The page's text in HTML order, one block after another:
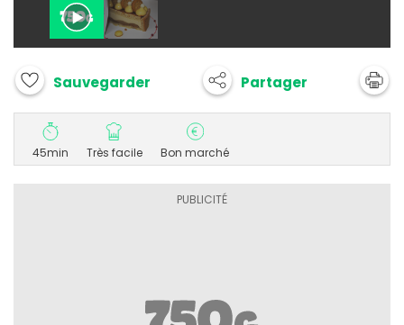
Sauvegarder Partager
45min Très facile Bon marché